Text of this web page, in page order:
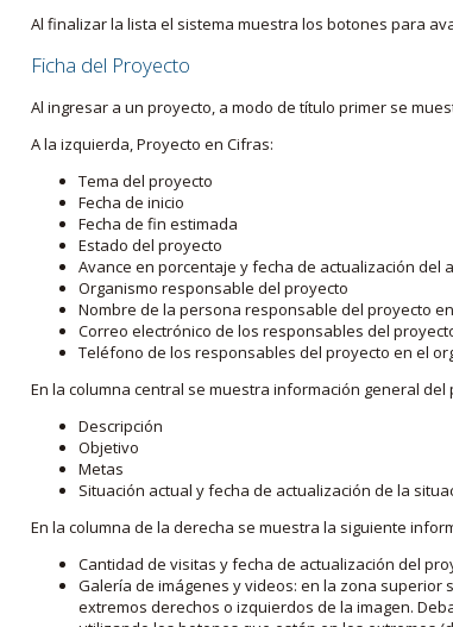
Al finalizar la lista el sistema muestra los botones para
Ficha del Proyecto
Al ingresar a un proyecto, a modo de título primer se
A la izquierda, Proyecto en Cifras:
Tema del proyecto
Fecha de inicio
Fecha de fin estimada
Estado del proyecto
Avance en porcentaje y fecha de actualización del
Organismo responsable del proyecto
Nombre de la persona responsable del proyecto
Correo electrónico de los responsables del
Teléfono de los responsables del proyecto en el
En la columna central se muestra información general del
Descripción
Objetivo
Metas
Situación actual y fecha de actualización de la
En la columna de la derecha se muestra la siguiente
Cantidad de visitas y fecha de actualización del
Galería de imágenes y videos: en la zona
extremos derechos o izquierdos de la imagen.